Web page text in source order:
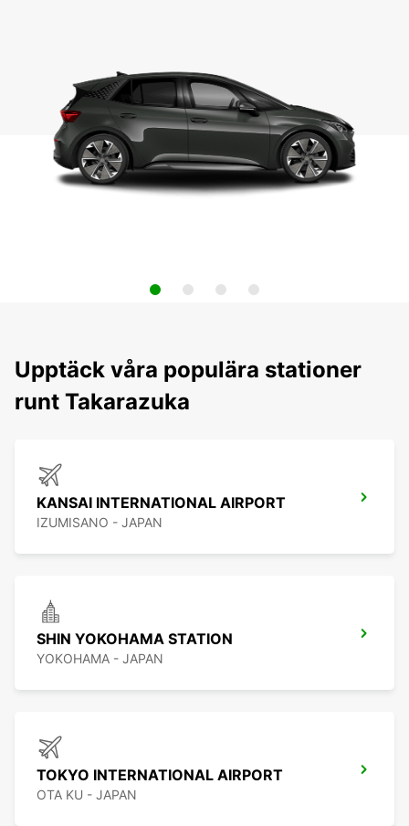
Upptäck våra populära stationer
runt Takarazuka
KANSAI INTERNATIONAL AIRPORT
IZUMISANO - JAPAN
SHIN YOKOHAMA STATION
YOKOHAMA - JAPAN
TOKYO INTERNATIONAL AIRPORT
OTA KU - JAPAN